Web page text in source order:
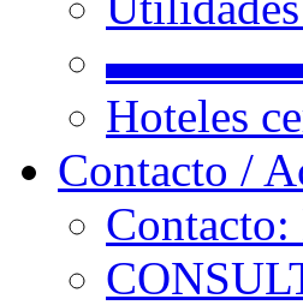
Hoteles
Contacto /